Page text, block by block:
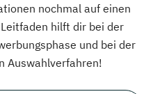
nochmal auf einen
hilft dir bei der
und bei der
Auswahlverfahren!